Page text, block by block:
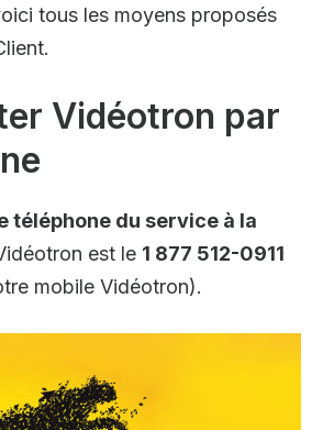
tous les moyens proposés
Vidéotron par
téléphone du service à la
est le 1 877 512-0911
mobile Vidéotron).